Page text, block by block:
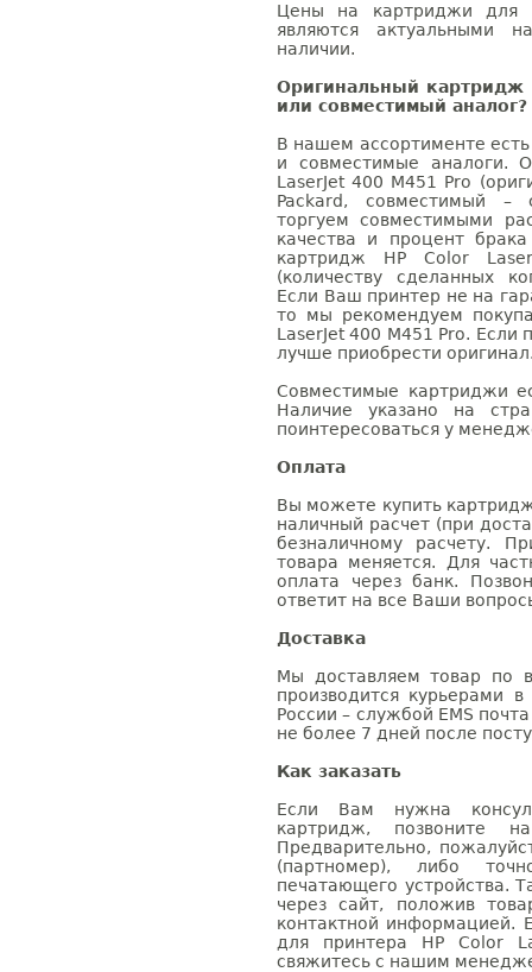
Цены на картриджи для
являются актуальными
наличии.
Оригинальный картридж
или совместимый аналог?
В нашем ассортименте
и совместимые аналоги.
LaserJet 400 M451 Pro
Packard, совместимый –
торгуем совместимыми
качества и процент
картридж HP Color
(количеству сделанных
Если Ваш принтер не на
то мы рекомендуем
LaserJet 400 M451 Pro.
лучше приобрести
Совместимые картриджи
Наличие указано на
поинтересоваться у
Оплата
Вы можете купить
наличный расчет (при
безналичному расчету.
товара меняется. Для
оплата через банк.
ответит на все Ваши
Доставка
Мы доставляем товар по
производится курьерами
России – службой EMS
не более 7 дней после
Как заказать
Если Вам нужна
картридж, позвоните
Предварительно,
(партномер), либо
печатающего устройства.
через сайт, положив
контактной информацией.
для принтера HP Color
свяжитесь с нашим